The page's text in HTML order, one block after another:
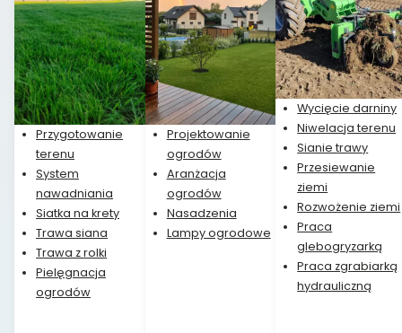
Przygotowanie
terenu
System
nawadniania
Siatka na krety
Trawa siana
Trawa z rolki
Pielęgnacja
ogrodów
Projektowanie
ogrodów
Aranżacja
ogrodów
Nasadzenia
Lampy ogrodowe
Wycięcie darniny
Niwelacja terenu
Sianie trawy
Przesiewanie
ziemi
Rozwożenie ziemi
Praca
glebogryzarką
Praca zgrabiarką
hydrauliczną